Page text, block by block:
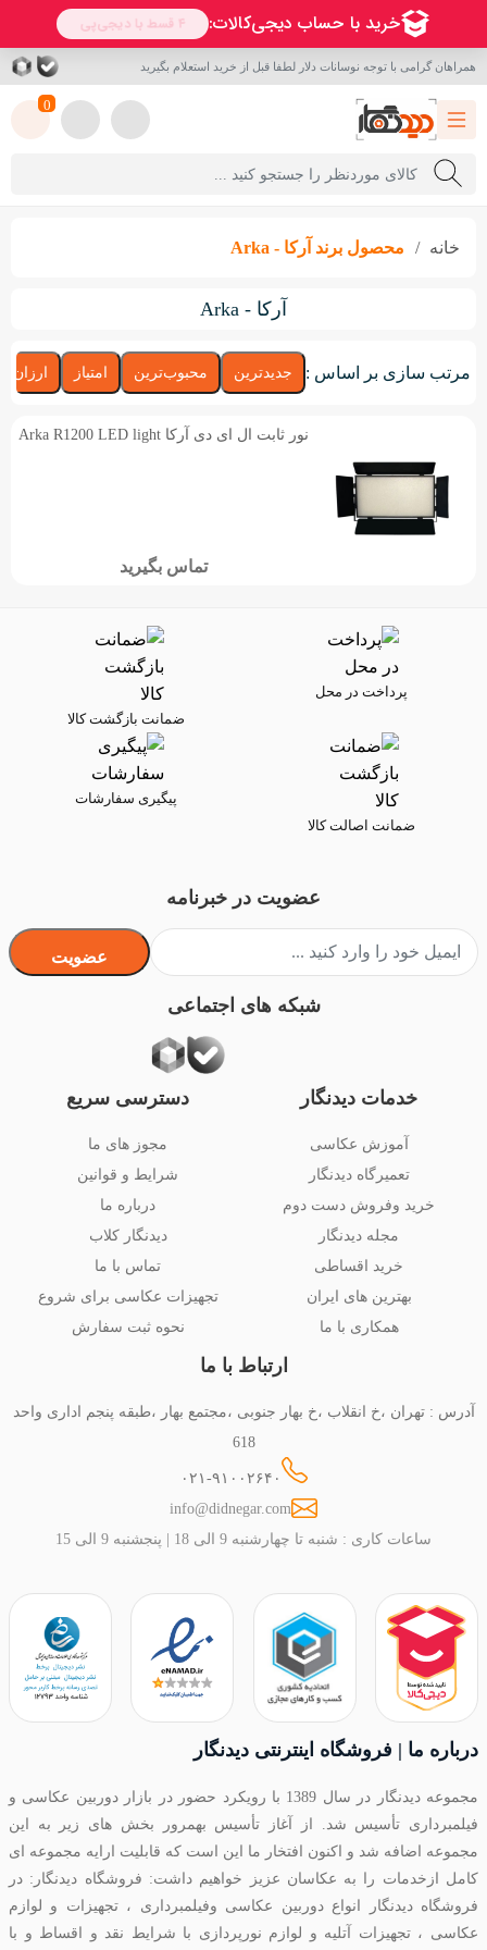
همراهان گرامی با توجه نوسانات دلار لطفا قبل از خرید استعلام بگیرید
0
خانه محصول برند آرکا - Arka
آرکا - Arka
مرتب سازی بر اساس : جدیدترین محبوب‌ترین امتیاز
نور ثابت ال ای دی آرکا Arka R1200 LED light
تماس بگیرید
پرداخت در محل
ضمانت بازگشت کالا
ضمانت اصالت کالا
پیگیری سفارشات
خدمات دیدنگار
آموزش عکاسی
تعمیرگاه دیدنگار
خرید وفروش دست دوم
مجله دیدنگار
خرید اقساطی
بهترین های ایران
همکاری با ما
دسترسی سریع
مجوز های ما
شرایط و قوانین
درباره ما
دیدنگار کلاب
تماس با ما
تجهیزات عکاسی برای شروع
نحوه ثبت سفارش
ارتباط با ما
آدرس : تهران ،خ انقلاب ،خ بهار جنوبی ،مجتمع بهار ،طبقه پنجم اداری واحد
618
۰۲۱-۹۱۰۰۲۶۴۰
info@didnegar.com
ساعات کاری : شنبه تا چهارشنبه 9 الی 18 | پنجشنبه 9 الی 15
عضویت در خبرنامه
عضویت
شبکه های اجتماعی
درباره ما | فروشگاه اینترنتی دیدنگار
مجموعه دیدنگار در سال 1389 با رویکرد حضور در بازار دوربین عکاسی و
فیلمبرداری تأسیس شد. از آغاز تأسیس بهمرور بخش های زیر به این
مجموعه اضافه شد و اکنون افتخار ما این است که قابلیت ارایه مجموعه ای
کامل ازخدمات را به عکاسان عزیز خواهیم داشت: فروشگاه دیدنگار: در
فروشگاه دیدنگار انواع دوربین عکاسی وفیلمبرداری ، تجهیزات و لوازم
عکاسی ، تجهیزات آتلیه و لوازم نورپردازی با شرایط نقد و اقساط و با